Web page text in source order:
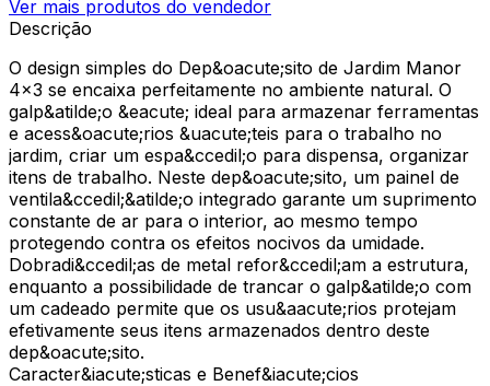
Ver mais produtos do vendedor
Descrição
O design simples do Dep&oacute;sito de Jardim Manor
4x3 se encaixa perfeitamente no ambiente natural. O
galp&atilde;o &eacute; ideal para armazenar ferramentas
e acess&oacute;rios &uacute;teis para o trabalho no
jardim, criar um espa&ccedil;o para dispensa, organizar
itens de trabalho. Neste dep&oacute;sito, um painel de
ventila&ccedil;&atilde;o integrado garante um suprimento
constante de ar para o interior, ao mesmo tempo
protegendo contra os efeitos nocivos da umidade.
Dobradi&ccedil;as de metal refor&ccedil;am a estrutura,
enquanto a possibilidade de trancar o galp&atilde;o com
um cadeado permite que os usu&aacute;rios protejam
efetivamente seus itens armazenados dentro deste
dep&oacute;sito.
Caracter&iacute;sticas e Benef&iacute;cios